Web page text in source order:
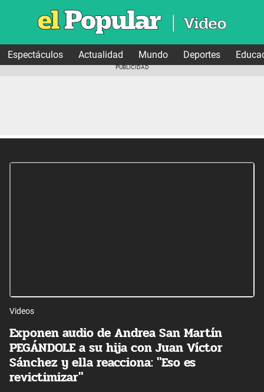
Espectáculos Actualidad Mundo Deportes
Videos
Exponen audio de Andrea San Martín
PEGÁNDOLE a su hija con Juan Víctor
Sánchez y ella reacciona: "Eso es
revictimizar"